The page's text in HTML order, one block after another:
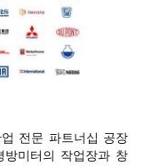
전문 파트너십 공장
방미터의 작업장과 창